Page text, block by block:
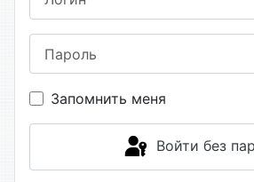
Запомнить меня
Войти без